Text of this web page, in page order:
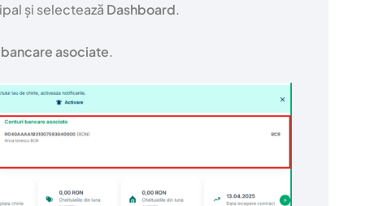
și selectează Dashboard.
asociate.